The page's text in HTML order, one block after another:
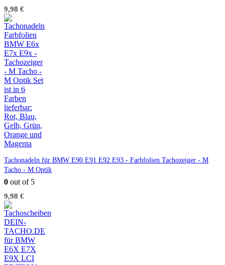
9,98 €
Tachonadeln für BMW E90 E91 E92 E93 - Farbfolien Tachozeiger - M
Tacho - M Optik
0 out of 5
9,98 €